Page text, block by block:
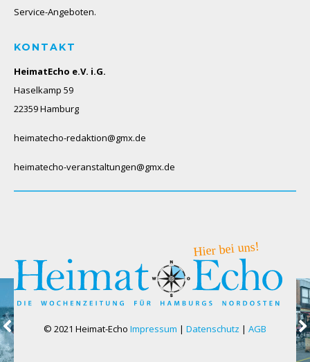
Service-Angeboten.
KONTAKT
HeimatEcho e.V. i.G.
Haselkamp 59
22359 Hamburg
heimatecho-redaktion@gmx.de
heimatecho-veranstaltungen@gmx.de
© 2021 Heimat-Echo Impressum | Datenschutz | AGB